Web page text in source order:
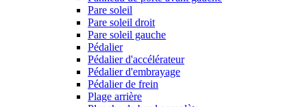
Pare soleil
Pare soleil droit
Pare soleil gauche
Pédalier
Pédalier d'accélérateur
Pédalier d'embrayage
Pédalier de frein
Plage arrière